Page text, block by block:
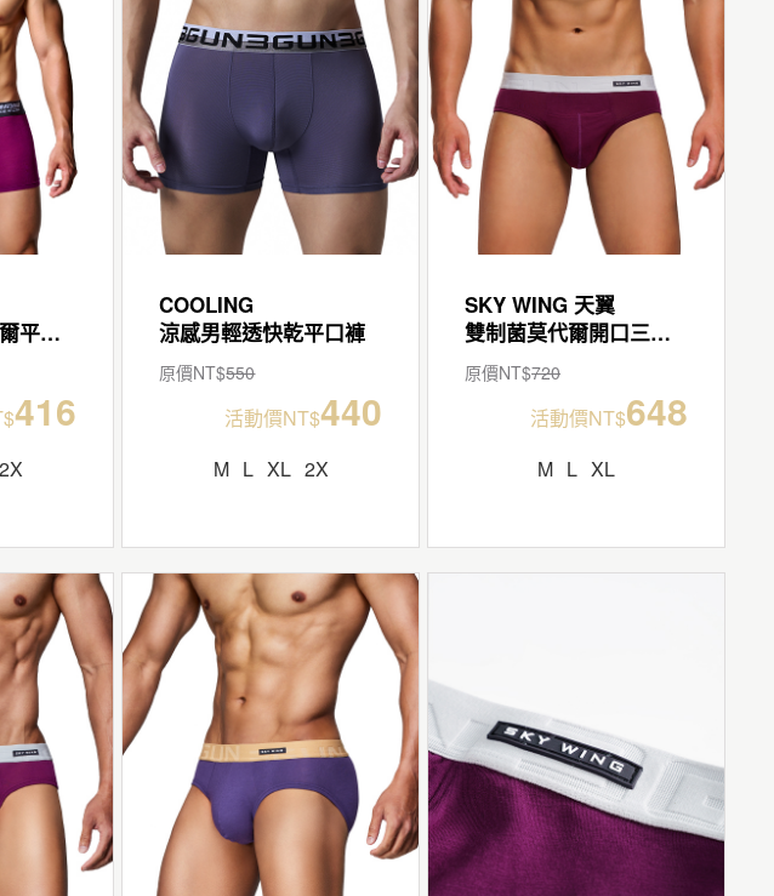
極細柔滑男莫代爾平口褲
416
2X
COOLING
涼感男輕透快乾平口褲
原價NT$550
活動價NT$440
M L XL 2X
SKY WING 天翼
雙制菌莫代爾開口三角褲
原價NT$720
活動價NT$648
M L XL